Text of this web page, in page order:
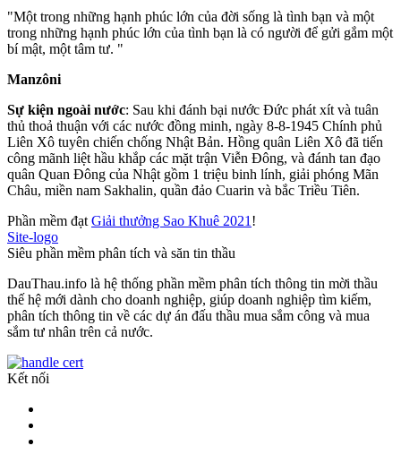
"Một trong những hạnh phúc lớn của đời sống là tình bạn và một
trong những hạnh phúc lớn của tình bạn là có người để gửi gắm một
bí mật, một tâm tư. "
Manzôni
Sự kiện ngoài nước: Sau khi đánh bại nước Đức phát xít và tuân
thủ thoả thuận với các nước đồng minh, ngày 8-8-1945 Chính phủ
Liên Xô tuyên chiến chống Nhật Bản. Hồng quân Liên Xô đã tiến
công mãnh liệt hầu khắp các mặt trận Viễn Đông, và đánh tan đạo
quân Quan Đông của Nhật gồm 1 triệu binh lính, giải phóng Mãn
Châu, miền nam Sakhalin, quần đảo Cuarin và bắc Triều Tiên.
Phần mềm đạt Giải thưởng Sao Khuê 2021 !
Site-logo
Siêu phần mềm phân tích và săn tin thầu
DauThau.info là hệ thống phần mềm phân tích thông tin mời thầu
thế hệ mới dành cho doanh nghiệp, giúp doanh nghiệp tìm kiếm,
phân tích thông tin về các dự án đấu thầu mua sắm công và mua
sắm tư nhân trên cả nước.
Kết nối